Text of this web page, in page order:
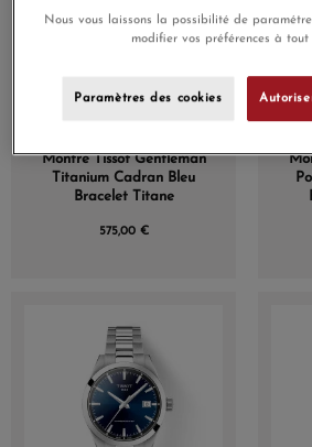
Montre Tissot Gentleman
Titanium Cadran Bleu
Bracelet Titane
575,00 €
Nous vous laissons la possibilité de
modifier vos préférences à tout
Paramètres des cookies